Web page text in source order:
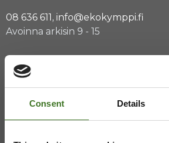
Consent Details
08 636 611, info@ekokymppi.fi
Avoinna arkisin 9 - 15
ASIAKASPALVELU
08 636 616,laskutus@ekokymppi.fi